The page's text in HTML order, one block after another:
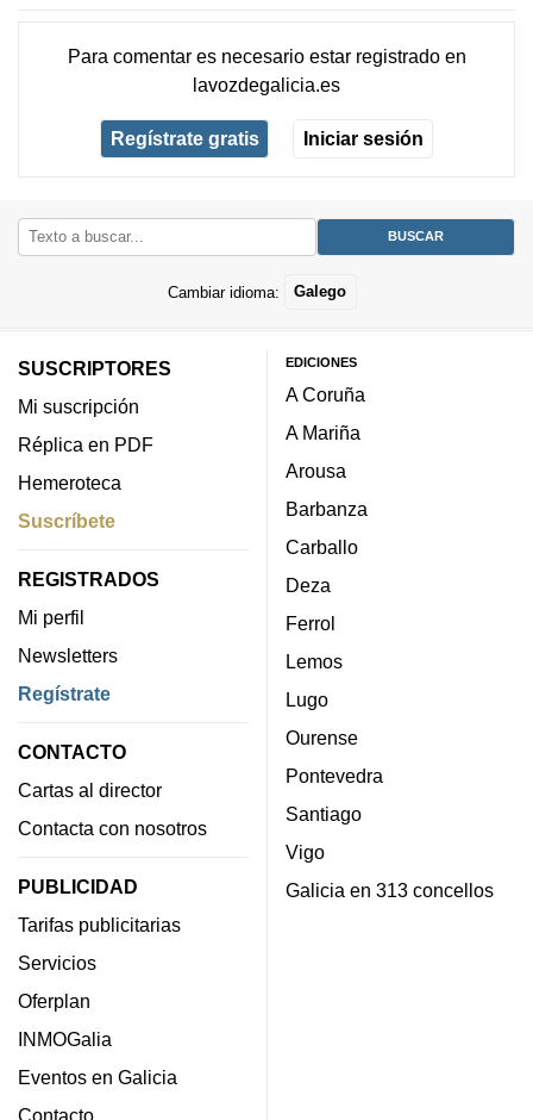
Para comentar es necesario estar registradoen
lavozdegalicia.es
Regístrate gratis Iniciar sesión
Cambiar idioma: Galego
SUSCRIPTORES
Mi suscripción
Réplica en PDF
Hemeroteca
Suscríbete
REGISTRADOS
Mi perfil
Newsletters
Regístrate
CONTACTO
Cartas al director
Contacta con nosotros
PUBLICIDAD
Tarifas publicitarias
Servicios
Oferplan
INMOGalia
Eventos en Galicia
Contacto
EDICIONES
A Coruña
A Mariña
Arousa
Barbanza
Carballo
Deza
Ferrol
Lemos
Lugo
Ourense
Pontevedra
Santiago
Vigo
Galicia en 313 concellos